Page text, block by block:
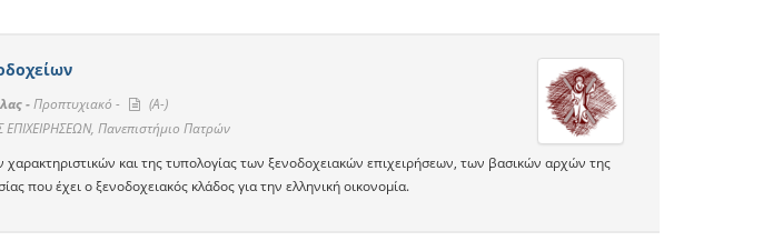
-Προπτυχιακό -
(A-)
Πανεπιστήμιο Πατρών
και της τυπολογίας των ξενοδοχειακών επιχειρήσεων, των βασικών αρχών της
που έχει ο ξενοδοχειακός κλάδος για την ελληνική οικονομία.